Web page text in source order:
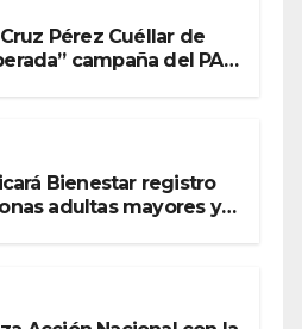
Pérez Cuéllar de
campaña del PAN
Bienestar registro
adultas mayores y